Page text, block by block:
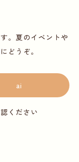
。夏のイベントや
どうぞ。
ai
ください